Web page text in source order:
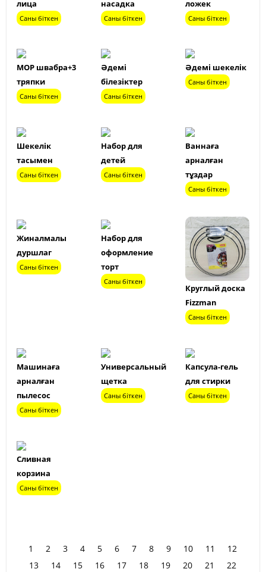
лица
Саны біткен
насадка
Саны біткен
ложек
Саны біткен
МОР швабра+3
тряпки
Саны біткен
Әдемі
білезіктер
Саны біткен
Әдемі шекелік
Саны біткен
Шекелік
тасымен
Саны біткен
Набор для
детей
Саны біткен
Ваннаға
арналған
тұздар
Саны біткен
Жиналмалы
дуршлаг
Саны біткен
Набор для
оформление
торт
Саны біткен
Круглый доска
Fizzman
Саны біткен
Машинаға
арналған
пылесос
Саны біткен
Универсальный
щетка
Саны біткен
Капсула-гель
для стирки
Саны біткен
Сливная
корзина
Саны біткен
1 2 3 4 5 6 7 8 9 10 11
12
13
14 15 16 17 18 19 20 21 22